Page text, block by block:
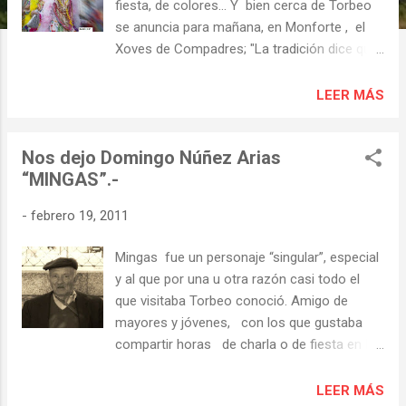
fiesta, de colores... Y bien cerca de Torbeo
se anuncia para mañana, en Monforte , el
Xoves de Compadres; "La tradición dice que
distintos muñecos con la ropa de sus
El tres de marzo será el Xoves de
Comadres, cuando los hombres le
Y en Quiroga desfile de comparsas de
euros en premios para las comparsas
participantes. "La RIBEIRA
SACRA es de los pocos territorios de
Galicia en los que se mantienen fiestas y
personajes propios del Carnaval, con
LEER MÁS
Nos dejo Domingo Núñez Arias
“MINGAS”.-
- febrero 19, 2011
Mingas fue un personaje “singular”, especial
y al que por una u otra razón casi todo el
que visitaba Torbeo conoció. Amigo de
mayores y jóvenes, con los que gustaba
compartir horas de charla o de fiesta en las
falleció en enero. Era de una numerosaLEER MÁS